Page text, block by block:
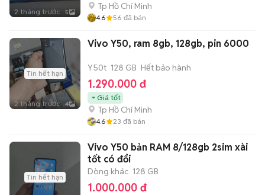
2 tháng trước 5
Tp Hồ Chí Minh
4.6 56 đã bán
Tin hết hạn
2 tháng trước 4
Vivo Y50, ram 8gb, 128gb, pin 6000
Y50t 128 GB Hết bảo hành
1.290.000 đ
Giá tốt
Tp Hồ Chí Minh
4.6 23 đã bán
Tin hết hạn
Vivo Y50 bản RAM 8/128gb 2sim xài
tốt có đổi
Dòng khác 128 GB
1.000.000 đ